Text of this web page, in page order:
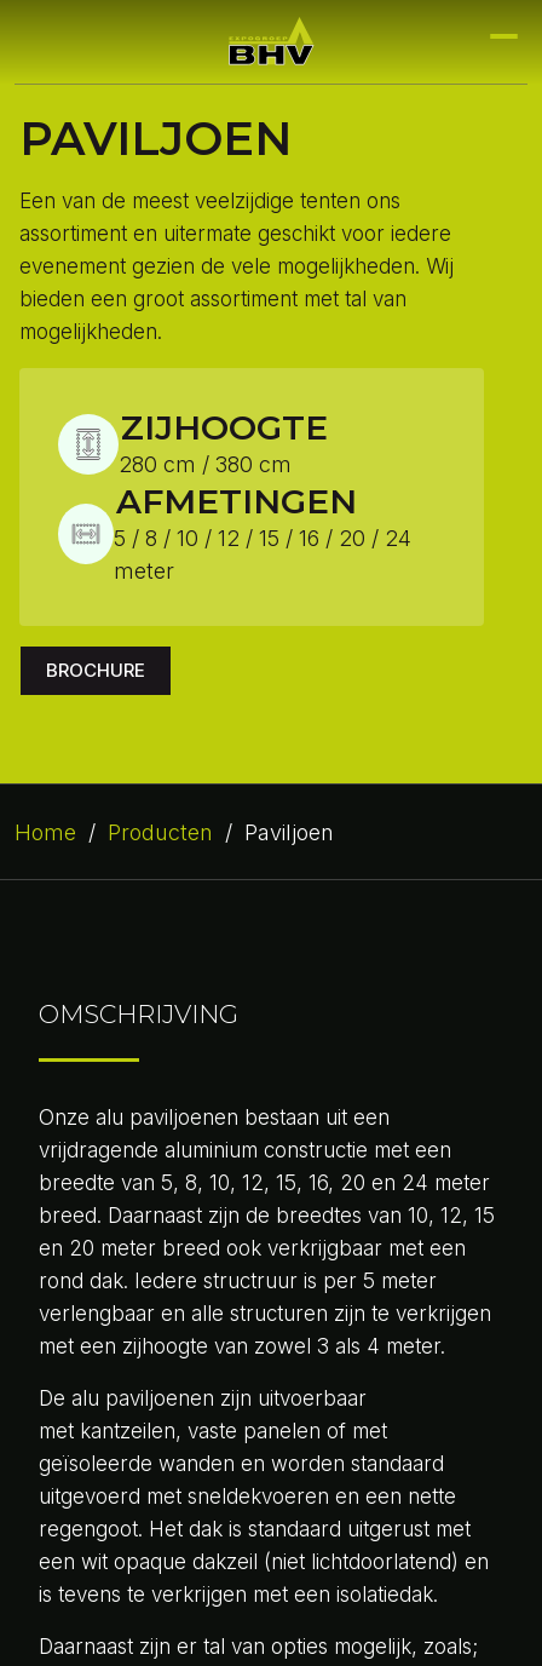
PAVILJOEN
Een van de meest veelzijdige tenten ons
assortiment en uitermate geschikt voor iedere
evenement gezien de vele mogelijkheden. Wij
bieden een groot assortiment met tal van
mogelijkheden.
ZIJHOOGTE
280 cm / 380 cm
AFMETINGEN
5 / 8 / 10 / 12 / 15 / 16 / 20 / 24
meter
BROCHURE
Home / Producten / Paviljoen
OMSCHRIJVING
Onze alu paviljoenen bestaan uit een
vrijdragende aluminium constructie met een
breedte van 5, 8, 10, 12, 15, 16, 20 en 24 meter
breed. Daarnaast zijn de breedtes van 10, 12, 15
en 20 meter breed ook verkrijgbaar met een
rond dak. Iedere structruur is per 5 meter
verlengbaar en alle structuren zijn te verkrijgen
met een zijhoogte van zowel 3 als 4 meter.
De alu paviljoenen zijn uitvoerbaar
met kantzeilen, vaste panelen of met
geïsoleerde wanden en worden standaard
uitgevoerd met sneldekvoeren en een nette
regengoot. Het dak is standaard uitgerust met
een wit opaque dakzeil (niet lichtdoorlatend) en
is tevens te verkrijgen met een isolatiedak.
Daarnaast zijn er tal van opties mogelijk, zoals;